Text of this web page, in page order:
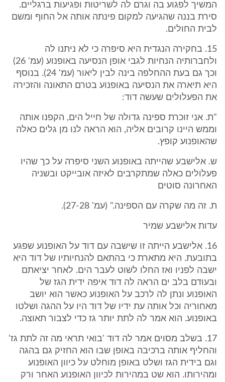
המשיך לפגוע בה וגרם לה לשריטות ופגיעות ברגליים.
סירת בננה שהגיעה למקום פינתה אותה אל החוף ומשם
לבית החולים.
15. בחקירה הנגדית היא סיפרה כי לא ניתנו לה
ולחברותיה הנחיות לגבי אופן הנסיעה באופנוע (עמ' 26)
וכך גם בעת ההחלפה בינה לבין ליאור (עמ' 24). בנוסף
היא תיארה את הנסיעה באופנוע בטרם התאונה והזכירה
את הפעלולים שעשה דוד:
"ת. אני זוכרת ספינה גדולה של חייל הים, הקפנו אותה
וממש היינו קרובים אליה, הוא הראה לנו מן גלים כאלה
שהאופנוע קופץ.
ש. אלישבע שהייתה באופנוע השני סיפרה על כך שהיו
פעלולים כאלה שמתקרבים לאיזה אובייקט ובשניה
האחרונה סוטים
ת. זה מה שקרה עם הספינה." (עמ' 27-28).
עדות אלישבע שמיר
16. אלישבע הייתה זו שישבה עם דוד על האופנוע שפגע
בתובעת. היא מתארת כי בהתאם להנחיותיו של דוד היא
ישבה לפניו ואז החלו לשוט לעבר הים. לאחר יציאתם
ובעודם בלב ים הראה לה דוד איפה ידית הגז של
האופנוע ונתן לה לרכב על האופנוע כאשר הוא יושב
מאחוריה וכל אותה עת ידיו של דוד היו על ההגה ושלטו
באופנוע. הוא אמר לה לתת יותר גז כדי לצבור תאוצה.
17. בשלב מסוים אמר לה דוד 'בואי תראי מה זה לתת גז'
והחליף אותה ברכיבה באופן שבו הוא החזיק גם בהגה
וגם בידית הגז ושלט באופן מוחלט על כיוון האופנוע
ומהירותו. הוא שט במהירות לכיוון האופנוע האחר ורק